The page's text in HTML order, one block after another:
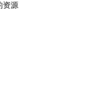
资源